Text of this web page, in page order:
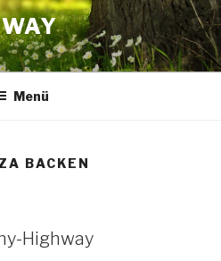
Menü
BACKEN
Highway